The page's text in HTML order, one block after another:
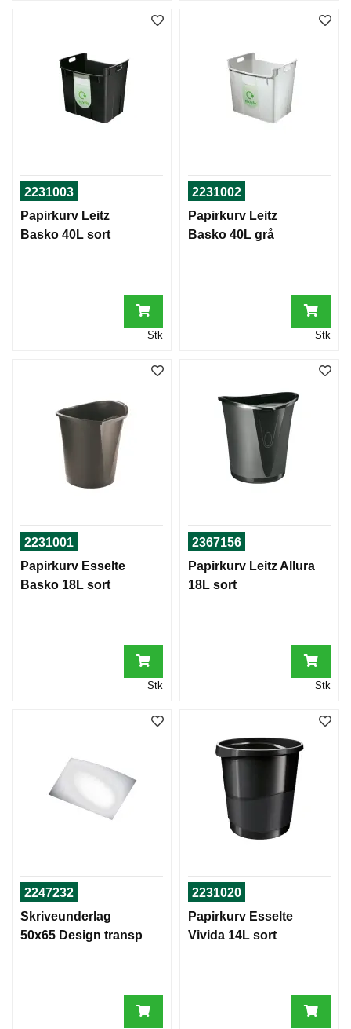
2231003
Papirkurv Leitz
Basko 40L sort
Stk
2231002
Papirkurv Leitz
Basko 40L grå
Stk
2231001
Papirkurv Esselte
Basko 18L sort
Stk
2367156
Papirkurv Leitz Allura
18L sort
Stk
2247232
Skriveunderlag
50x65 Design transp
2231020
Papirkurv Esselte
Vivida 14L sort